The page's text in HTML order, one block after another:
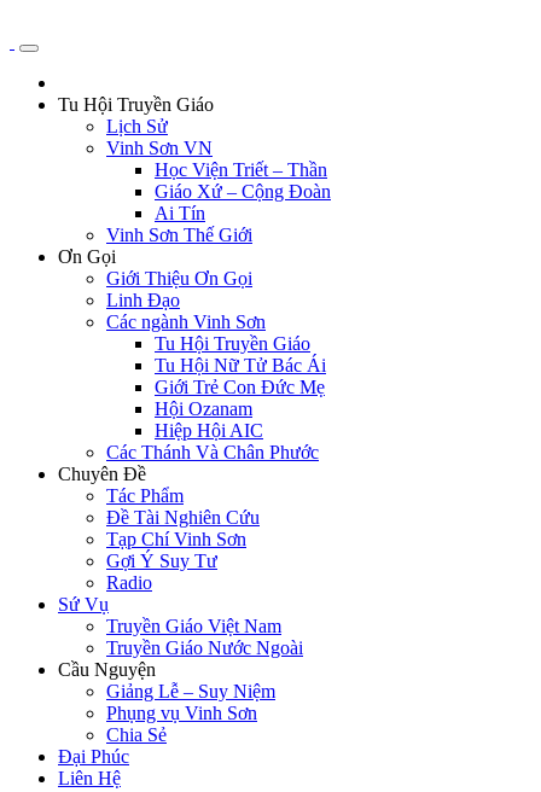
Tu Hội Truyền Giáo
Lịch Sử
Vinh Sơn VN
Học Viện Triết – Thần
Giáo Xứ – Cộng Đoàn
Ai Tín
Vinh Sơn Thế Giới
Ơn Gọi
Giới Thiệu Ơn Gọi
Linh Đạo
Các ngành Vinh Sơn
Tu Hội Truyền Giáo
Tu Hội Nữ Tử Bác Ái
Giới Trẻ Con Đức Mẹ
Hội Ozanam
Hiệp Hội AIC
Các Thánh Và Chân Phước
Chuyên Đề
Tác Phẩm
Đề Tài Nghiên Cứu
Tạp Chí Vinh Sơn
Gợi Ý Suy Tư
Radio
Sứ Vụ
Truyền Giáo Việt Nam
Truyền Giáo Nước Ngoài
Cầu Nguyện
Giảng Lễ – Suy Niệm
Phụng vụ Vinh Sơn
Chia Sẻ
Đại Phúc
Liên Hệ